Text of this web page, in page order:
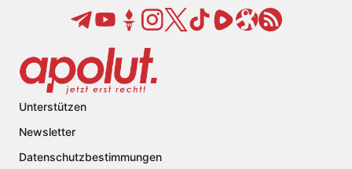
Unterstützen
Newsletter
Datenschutzbestimmungen